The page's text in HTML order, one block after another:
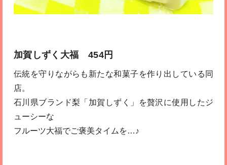
加賀しずく大福 454円
伝統を守りながらも新たな和菓子を作り出している同
店。
石川県ブランド梨「加賀しずく」を贅沢に使用したジ
ューシーな
フルーツ大福でご褒美タイムを…♪